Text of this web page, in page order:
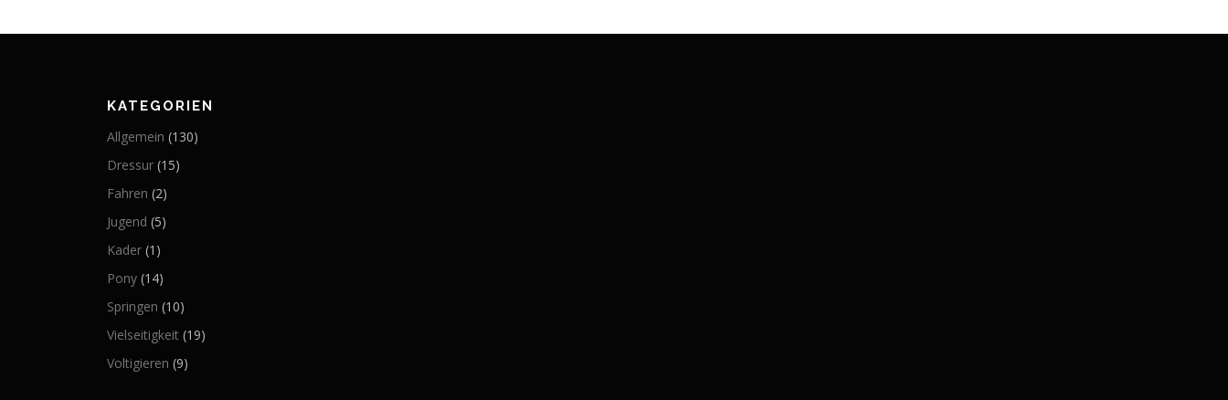
KATEGORIEN
Allgemein (130)
Dressur (15)
Fahren (2)
Jugend (5)
Kader (1)
Pony (14)
Springen (10)
Vielseitigkeit (19)
Voltigieren (9)